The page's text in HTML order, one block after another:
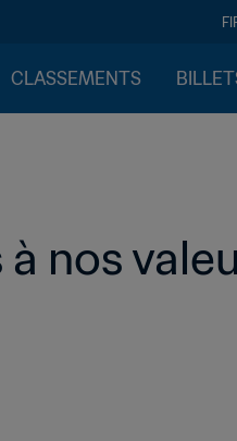
CLASSEMENTS
nos